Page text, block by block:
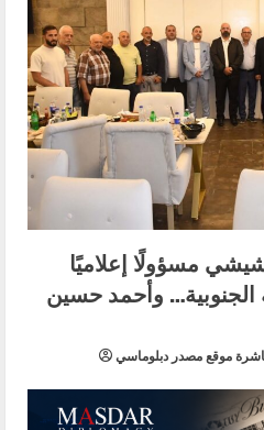
مسؤولًا إعلاميًا
وأحمد حسين
موقع مصدر دبلوماسي